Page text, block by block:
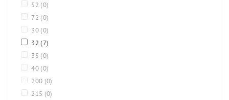
52 (0)
72 (0)
30 (0)
32(7)
35 (0)
40 (0)
200 (0)
215 (0)